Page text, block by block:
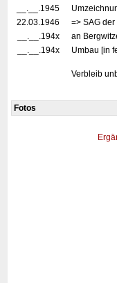
__.__.1945
22.03.1946
=> SAG
__.__.194x
an
__.__.194x
Umbau [in
Verbleib
Fotos